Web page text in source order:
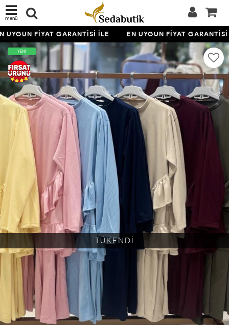
menü
UYGUN FİYAT GARANTİSİ İLE EN UYGUN FİYAT GARANTİSİ
TÜKENDİ
YENİ